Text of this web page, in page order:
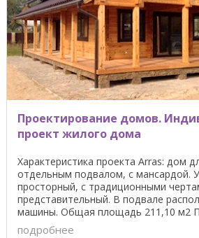
Проектирование домов.
проект жилого дома
Характеристика проекта Arras: дом
отдельным подвалом, с мансардой.
просторный, с традиционными
представительный. В подвале
машины. Общая площадь 211,10 м2
174,70 м2 ...
подробнее